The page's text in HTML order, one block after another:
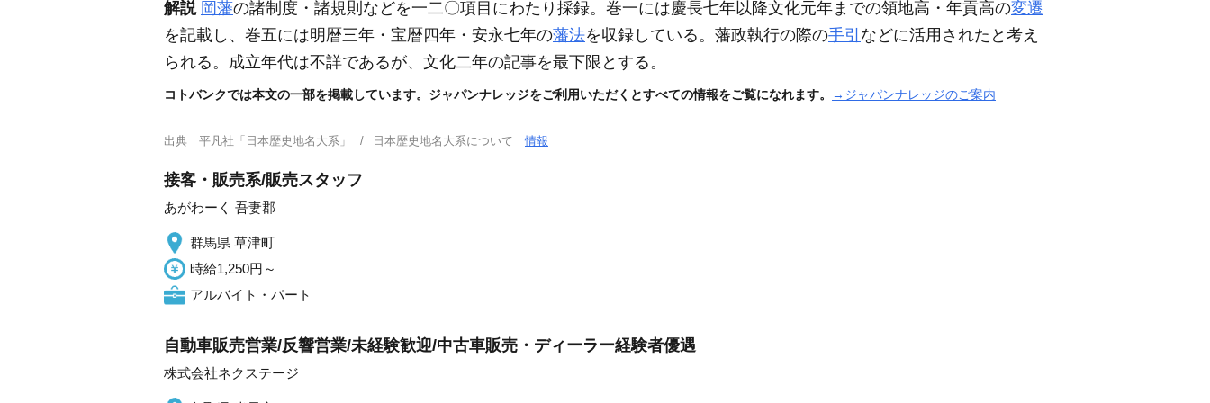
解説 岡藩の諸制度・諸規則などを一二〇項目にわたり採録。巻一には慶長七年以降文化元年までの領地高・年貢高の変遷
を記載し、巻五には明暦三年・宝暦四年・安永七年の藩法を収録している。藩政執行の際の手引 などに活用されたと考え
られる。成立年代は不詳であるが、文化二年の記事を最下限とする。
コトバンクでは本文の一部を掲載しています。ジャパンナレッジをご利用いただくとすべての情報をご覧になれます。 →ジャパンナレッジのご案内
出典 平凡社「日本歴史地名大系」 日本歴史地名大系について情報
接客・販売系/販売スタッフ
あがわーく 吾妻郡
群馬県 草津町
時給1,250円～
アルバイト・パート
自動車販売営業/反響営業/未経験歓迎/中古車販売・ディーラー経験者優遇
株式会社ネクステージ